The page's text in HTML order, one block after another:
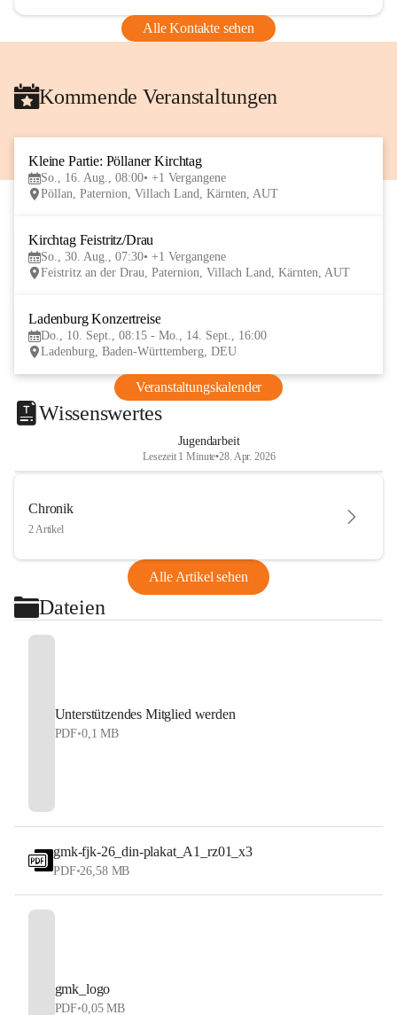
Alle Kontakte sehen
Kommende Veranstaltungen
Kleine Partie: Pöllaner Kirchtag
So., 16. Aug., 08:00 +1 Vergangene
Pöllan, Paternion, Villach Land, Kärnten, AUT
Kirchtag Feistritz/Drau
So., 30. Aug., 07:30 +1 Vergangene
Feistritz an der Drau, Paternion, Villach Land, Kärnten, AUT
Ladenburg Konzertreise
Do., 10. Sept., 08:15 - Mo., 14. Sept., 16:00
Ladenburg, Baden-Württemberg, DEU
Veranstaltungskalender
Wissenswertes
Jugendarbeit
Lesezeit 1 Minute•28. Apr. 2026
Chronik
2 Artikel
Alle Artikel sehen
Dateien
Unterstützendes Mitglied werden
PDF•0,1 MB
gmk-fjk-26_din-plakat_A1_rz01_x3
PDF•26,58 MB
gmk_logo
PDF•0,05 MB